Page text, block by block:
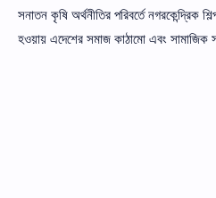
সনাতন কৃষি অর্থনীতির পরিবর্তে নগরকেন্দ্রিক
হওয়ায় এদেশের সমাজ কাঠামাে এবং সামাজিক